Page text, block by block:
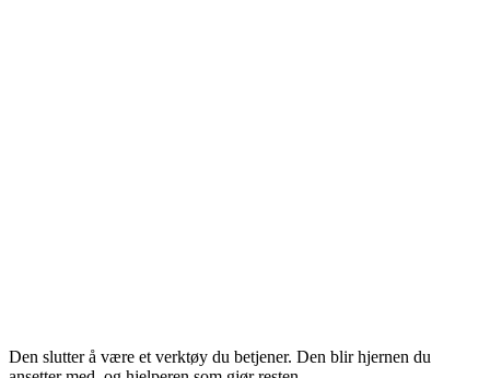
Den slutter å være et verktøy du betjener. Den blir hjernen du